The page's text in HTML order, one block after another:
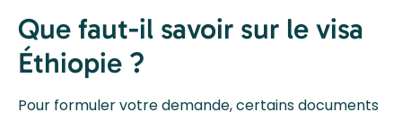
Que faut-il savoir sur le visa
Éthiopie ?
Pour formuler votre demande, certains documents